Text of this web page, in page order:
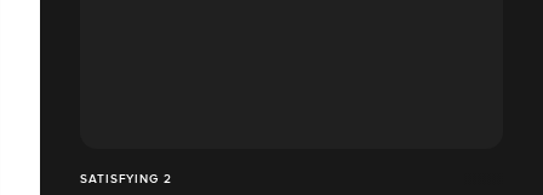
SATISFYING 2